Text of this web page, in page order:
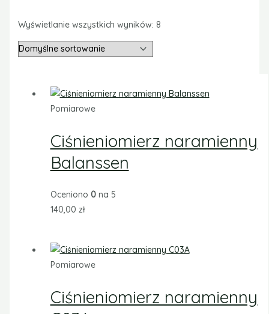
Wyświetlanie wszystkich wyników: 8
Pomiarowe
Ciśnieniomierz naramienny
Balanssen
Oceniono 0na 5
140,00 zł
Pomiarowe
Ciśnieniomierz naramienny